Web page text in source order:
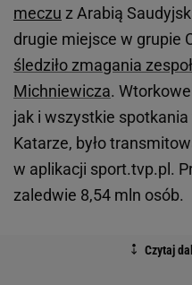
meczu z Arabią
drugie miejsce w grupie
śledziło zmagania
Michniewicza.
jak i wszystkie
Katarze, było
w aplikacji sport.tvp.pl.
zaledwie 8,54 mln osób.